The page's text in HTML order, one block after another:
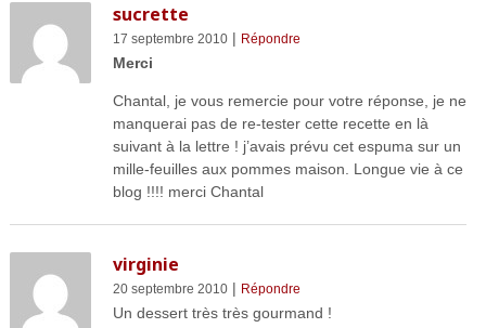
sucrette
17 septembre 2010| Répondre
Merci
Chantal, je vous remercie pour votre réponse, je ne
manquerai pas de re-tester cette recette en là
suivant à la lettre ! j’avais prévu cet espuma sur un
mille-feuilles aux pommes maison. Longue vie à ce
blog !!!! merci Chantal
virginie
20 septembre 2010| Répondre
Un dessert très très gourmand !